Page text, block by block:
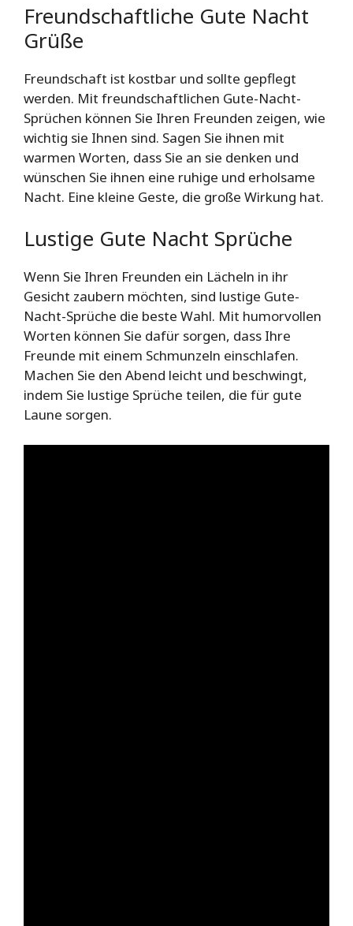
Freundschaftliche Gute Nacht
Grüße
Freundschaft ist kostbar und sollte gepflegt
werden. Mit freundschaftlichen Gute-Nacht-
Sprüchen können Sie Ihren Freunden zeigen, wie
wichtig sie Ihnen sind. Sagen Sie ihnen mit
warmen Worten, dass Sie an sie denken und
wünschen Sie ihnen eine ruhige und erholsame
Nacht. Eine kleine Geste, die große Wirkung hat.
Lustige Gute Nacht Sprüche
Wenn Sie Ihren Freunden ein Lächeln in ihr
Gesicht zaubern möchten, sind lustige Gute-
Nacht-Sprüche die beste Wahl. Mit humorvollen
Worten können Sie dafür sorgen, dass Ihre
Freunde mit einem Schmunzeln einschlafen.
Machen Sie den Abend leicht und beschwingt,
indem Sie lustige Sprüche teilen, die für gute
Laune sorgen.